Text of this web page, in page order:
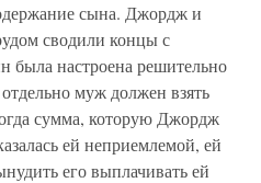
сына. Джордж и
сводили концы с
была настроена решительно
муж должен взять
сумма, которую Джордж
ей неприемлемой, ей
его выплачивать ей